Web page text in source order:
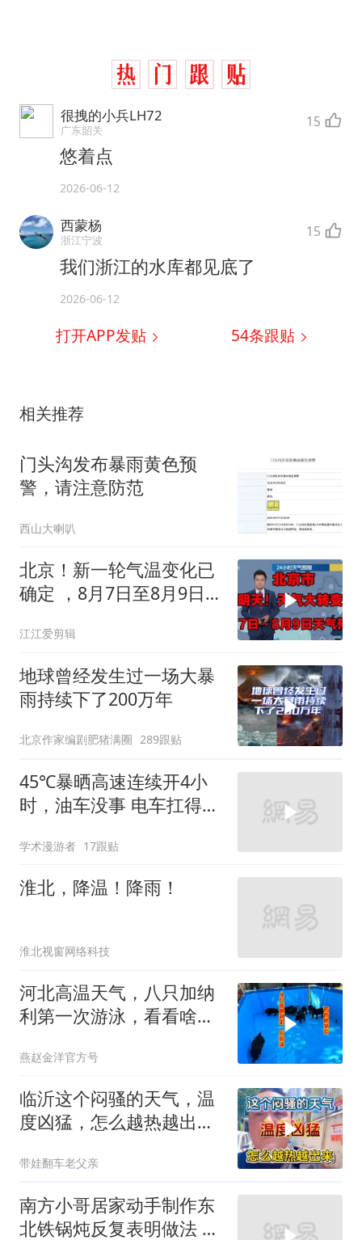
很拽的小兵LH72
广东韶关 15
悠着点
2026-06-12
西蒙杨
浙江宁波 15
我们浙江的水库都见底了
2026-06-12
打开APP发贴 54条跟贴
相关推荐
门头沟发布暴雨黄色预
警，请注意防范
西山大喇叭
北京！新一轮气温变化已
确定 ，8月7日至8月9日未
江江爱剪辑
地球曾经发生过一场大暴
雨持续下了200万年
北京作家编剧肥猪满圈 289跟贴
45℃暴晒高速连续开4小
时，油车没事 电车扛得住
学术漫游者 17跟贴
淮北，降温！降雨！
淮北视窗网络科技
河北高温天气，八只加纳
利第一次游泳，看看啥状
燕赵金洋官方号
临沂这个闷骚的天气，温
度凶猛，怎么越热越出
带娃翻车老父亲
南方小哥居家动手制作东
北铁锅炖反复表明做法 追